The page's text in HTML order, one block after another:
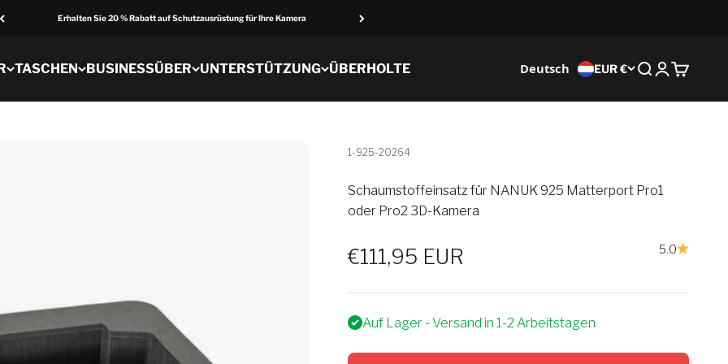
Erhalten Sie 20 % Rabatt auf Schutzausrüstung für Ihre Kamera
TASCHEN BUSINESSÜBER UNTERSTÜTZUNG ÜBERHOLTE Deutsch EUR € SucheAnmeldung
Wagen
1-925-20264
Schaumstoffeinsatz für NANUK 925 Matterport Pro1
oder Pro2 3D-Kamera
5.0
Verkaufspreis
€111,95 EUR
Auf Lager - Versand in 1-2 Arbeitstagen